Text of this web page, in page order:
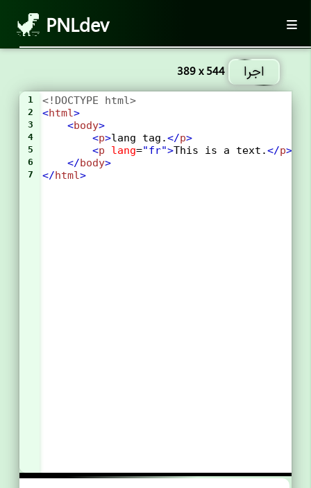
PNLdev
اجرا 389 x 544
1 <!DOCTYPE html>
2 <html>
3 <body>
4 <p>lang tag.</p>
5 <p lang="fr">This is a text.</p>
6 </body>
7 </html>